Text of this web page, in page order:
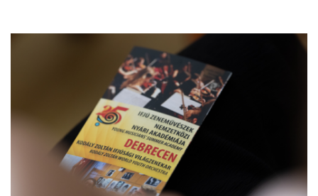
részletek a Kodály Filharmónia Debrecen, valamint
a MediChoir közreműködésében a Debreceni
Egyetem Főépülete előtt.